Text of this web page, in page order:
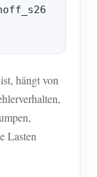
hängt von
Lasten